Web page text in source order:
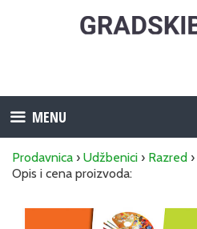
MENU
Prodavnica › Udžbenici › Razred ›
Opis i cena proizvoda: